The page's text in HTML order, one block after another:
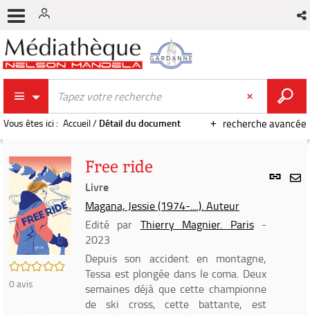
recherche avancée
Vous êtes ici : Accueil/ Détail du document
Lien
/5
0avis
Free ride
Livre
Magana, Jessie (1974-....). Auteur
Edité par Thierry Magnier. Paris-
2023
Depuis son accident en montagne,
Tessa est plongée dans le coma. Deux
semaines déjà que cette championne
de ski cross, cette battante, est